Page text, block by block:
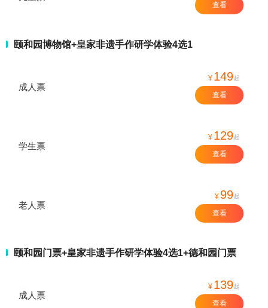
查看
颐和园博物馆+皇家非遗手作研学体验4选1
成人票
¥ 149起
查看
学生票
¥ 129起
查看
老人票
¥ 99起
查看
颐和园门票+皇家非遗手作研学体验4选1+德和园门票
成人票
¥ 139起
查看